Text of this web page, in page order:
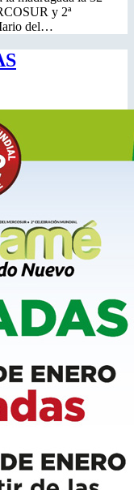
y 2ª
del…